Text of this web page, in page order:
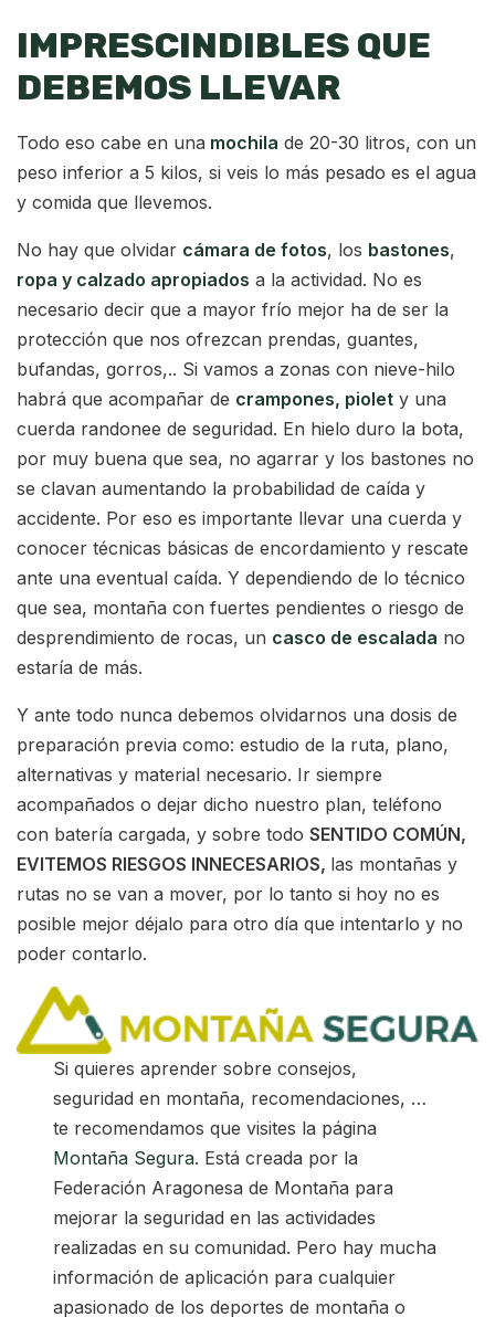
IMPRESCINDIBLES QUE
DEBEMOS LLEVAR
Todo eso cabe en una mochila de 20-30 litros, con un
peso inferior a 5 kilos, si veis lo más pesado es el agua
y comida que llevemos.
No hay que olvidar cámara de fotos, los bastones,
ropa y calzado apropiados a la actividad. No es
necesario decir que a mayor frío mejor ha de ser la
protección que nos ofrezcan prendas, guantes,
bufandas, gorros,.. Si vamos a zonas con nieve-hilo
habrá que acompañar de crampones, piolet y una
cuerda randonee de seguridad. En hielo duro la bota,
por muy buena que sea, no agarrar y los bastones no
se clavan aumentando la probabilidad de caída y
accidente. Por eso es importante llevar una cuerda y
conocer técnicas básicas de encordamiento y rescate
ante una eventual caída. Y dependiendo de lo técnico
que sea, montaña con fuertes pendientes o riesgo de
desprendimiento de rocas, un casco de escalada no
estaría de más.
Y ante todo nunca debemos olvidarnos una dosis de
preparación previa como: estudio de la ruta, plano,
alternativas y material necesario. Ir siempre
acompañados o dejar dicho nuestro plan, teléfono
con batería cargada, y sobre todo SENTIDO COMÚN,
EVITEMOS RIESGOS INNECESARIOS, las montañas y
rutas no se van a mover, por lo tanto si hoy no es
posible mejor déjalo para otro día que intentarlo y no
poder contarlo.
Si quieres aprender sobre consejos,
seguridad en montaña, recomendaciones, …
te recomendamos que visites la página
Montaña Segura. Está creada por la
Federación Aragonesa de Montaña para
mejorar la seguridad en las actividades
realizadas en su comunidad. Pero hay mucha
información de aplicación para cualquier
apasionado de los deportes de montaña o